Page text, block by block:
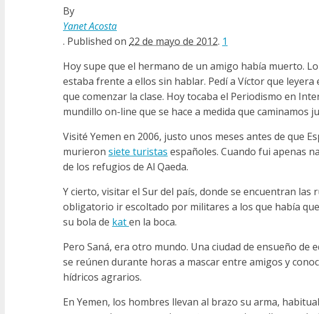
By
Yanet Acosta
. Published on 22 de mayo de 2012. 1
Hoy supe que el hermano de un amigo había muerto.
estaba frente a ellos sin hablar. Pedí a Víctor que leyera
que comenzar la clase. Hoy tocaba el Periodismo en
mundillo on-line que se hace a medida que caminamos
Visité Yemen en 2006, justo unos meses antes de que
murieron siete turistas españoles. Cuando fui apenas
de los refugios de Al Qaeda.
Y cierto, visitar el Sur del país, donde se encuentran las
obligatorio ir escoltado por militares a los que había
su bola de katen la boca.
Pero Saná, era otro mundo. Una ciudad de ensueño de
se reúnen durante horas a mascar entre amigos y
hídricos agrarios.
En Yemen, los hombres llevan al brazo su arma,